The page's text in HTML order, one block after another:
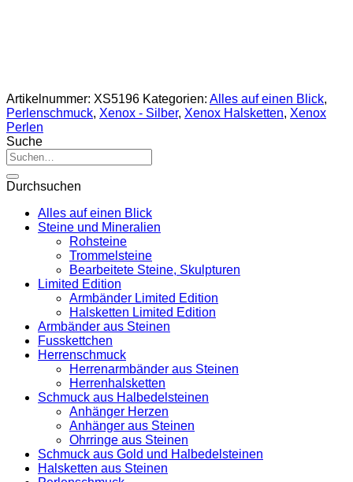
Artikelnummer: XS5196 Kategorien: Alles auf einen Blick,
Perlenschmuck, Xenox - Silber, Xenox Halsketten, Xenox
Perlen
Suche
Suche
nach:
Durchsuchen
Alles auf einen Blick
Steine und Mineralien
Rohsteine
Trommelsteine
Bearbeitete Steine, Skulpturen
Limited Edition
Armbänder Limited Edition
Halsketten Limited Edition
Armbänder aus Steinen
Fusskettchen
Herrenschmuck
Herrenarmbänder aus Steinen
Herrenhalsketten
Schmuck aus Halbedelsteinen
Anhänger Herzen
Anhänger aus Steinen
Ohrringe aus Steinen
Schmuck aus Gold und Halbedelsteinen
Halsketten aus Steinen